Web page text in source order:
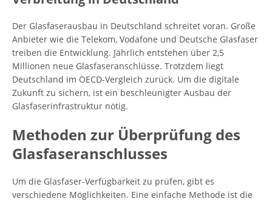
Der Glasfaserausbau in Deutschland schreitet voran. Große
Anbieter wie die Telekom, Vodafone und Deutsche Glasfaser
treiben die Entwicklung. Jährlich entstehen über 2,5
Millionen neue Glasfaseranschlüsse. Trotzdem liegt
Deutschland im OECD-Vergleich zurück. Um die digitale
Zukunft zu sichern, ist ein beschleunigter Ausbau der
Glasfaserinfrastruktur nötig.
Methoden zur Überprüfung des
Glasfaseranschlusses
Um die Glasfaser-Verfügbarkeit zu prüfen, gibt es
verschiedene Möglichkeiten. Eine einfache Methode ist die